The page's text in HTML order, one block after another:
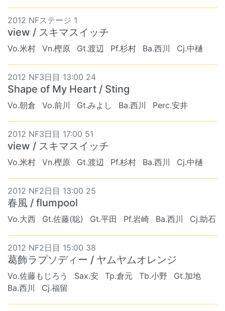
2012 NFステージ 1
view / スキマスイッチ
Vo.米村 Vn.樫原 Gt.渡辺 Pf.杉村 Ba.西川 Cj.中樋
2012 NF3日目 13:00 24
Shape of My Heart / Sting
Vo.朝倉 Vo.前川 Gt.みよし Ba.西川 Perc.安井
2012 NF3日目 17:00 51
view / スキマスイッチ
Vo.米村 Vn.樫原 Gt.渡辺 Pf.杉村 Ba.西川 Cj.中樋
2012 NF2日目 13:00 25
春風 / flumpool
Vo.大西 Gt.佐藤(聡) Gt.平田 Pf.岩崎 Ba.西川 Cj.助石
2012 NF2日目 15:00 38
葛飾ラプソディー / ヤムヤムオレンジ
Vo.佐藤もじろう Sax.安 Tp.倉元 Tb.小野
Gt.加地
Ba.西川
Cj.福留